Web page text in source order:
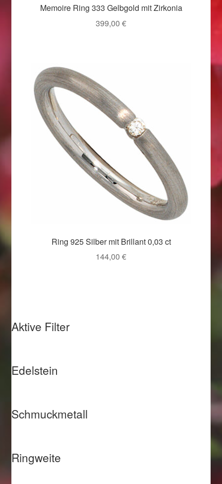
Weihnachtsangebote 2019
Weihnachtsangebote 2021
Widerrufsrecht
Woocommerce Predictive Search
Memoire Ring 333 Gelbgold mit Zirkonia
399,00 €
Ring 925 Silber mit Brillant 0,03 ct
144,00 €
Aktive Filter
Edelstein
Schmuckmetall
Ringweite